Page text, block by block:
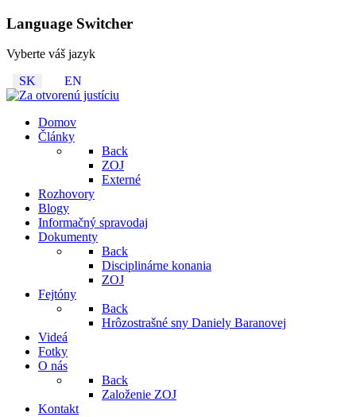
Language Switcher
Vyberte váš jazyk
SK
EN
Domov
Články
Back
ZOJ
Externé
Rozhovory
Blogy
Informačný spravodaj
Dokumenty
Back
Disciplinárne konania
ZOJ
Fejtóny
Back
Hrôzostrašné sny Daniely Baranovej
Videá
Fotky
O nás
Back
Založenie ZOJ
Kontakt